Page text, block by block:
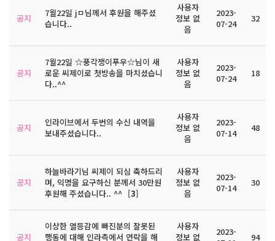
공지
7월22일 jㅁ님께서 후원을 해주셨
습니다..
사용자
정보 없
음
2023-
07-24
32
공지
7월22일 ☆풍각쟁이푸우☆님이 새
로운 씨제이로 첫방송을 마치셨습니
다..^^
사용자
정보 없
음
2023-
07-24
18
공지
인라이브에서 두번의 수신 내역을
보내주셨습니다..
사용자
정보 없
음
2023-
07-14
48
공지
하늘바라기님 씨제이 되심 축하드리
며, 익명을 요구하신 분께서 30만원
후원해 주셨습니다.. ^^ [3]
사용자
정보 없
음
2023-
07-14
30
공지
이상한 열등감에 빠진분의 잘못된
행동에 대해 인라측에서 연락을 해
사용자
정보 없
2023-
94